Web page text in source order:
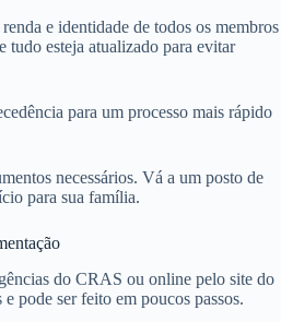
e identidade de todos os membros
tudo esteja atualizado para evitar
para um processo mais rápido
necessários. Vá a um posto de
para sua família.
do CRAS ou online pelo site do
pode ser feito em poucos passos.